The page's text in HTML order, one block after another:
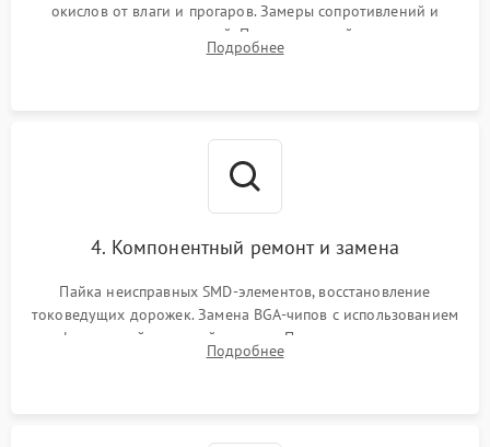
окислов от влаги и прогаров. Замеры сопротивлений и
дежурных напряжений. Проверка цепей питания,
мультиконтроллера, процессора и видеочипа.
Подробнее
4. Компонентный ремонт и замена
Пайка неисправных SMD-элементов, восстановление
токоведущих дорожек. Замена BGA-чипов с использованием
инфракрасной паяльной станции. Прошивка микросхемы
BIOS или замена поврежденных портов USB
Подробнее